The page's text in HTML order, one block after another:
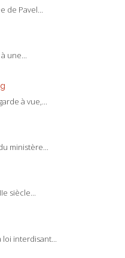
de Pavel...
une...
à vue,...
ministère...
siècle...
loi interdisant...